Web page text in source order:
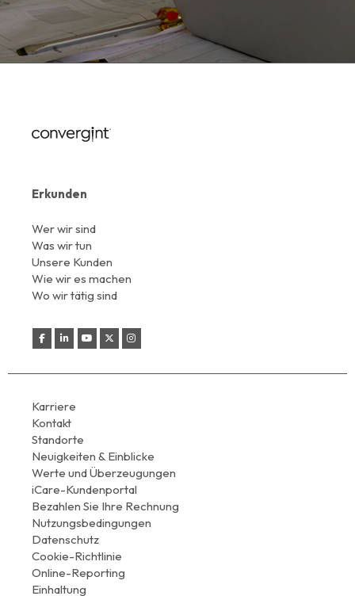
Erkunden
Wer wir sind
Was wir tun
Unsere Kunden
Wie wir es machen
Wo wir tätig sind
Karriere
Kontakt
Standorte
Neuigkeiten & Einblicke
Werte und Überzeugungen
iCare-Kundenportal
Bezahlen Sie Ihre Rechnung
Nutzungsbedingungen
Datenschutz
Cookie-Richtlinie
Online-Reporting
Einhaltung